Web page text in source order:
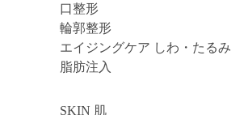
口整形
輪郭整形
エイジングケア しわ・たるみ
脂肪注入
SKIN 肌